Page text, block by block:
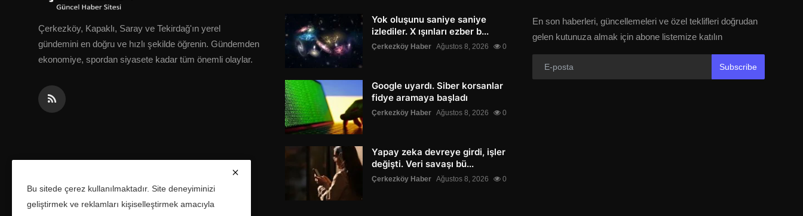
Çerkezköy, Kapaklı, Saray ve Tekirdağ'ın yerel
gündemini en doğru ve hızlı şekilde öğrenin. Gündemden
ekonomiye, spordan siyasete kadar tüm önemli olaylar.
Yok oluşunu saniye saniye
izlediler. X ışınları ezber b...
Çerkezköy Haber Ağustos 8, 2026 0
Google uyardı. Siber korsanlar
fidye aramaya başladı
Çerkezköy Haber Ağustos 8, 2026 0
Yapay zeka devreye girdi, işler
değişti. Veri savaşı bü...
Çerkezköy Haber Ağustos 8, 2026 0
En son haberleri, güncellemeleri ve özel teklifleri doğrudan
gelen kutunuza almak için abone listemize katılın
Subscribe
Bu sitede çerez kullanılmaktadır. Site deneyiminizi
geliştirmek ve reklamları kişiselleştirmek amacıyla